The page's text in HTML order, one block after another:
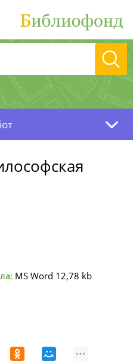
MS Word 12,78 kb